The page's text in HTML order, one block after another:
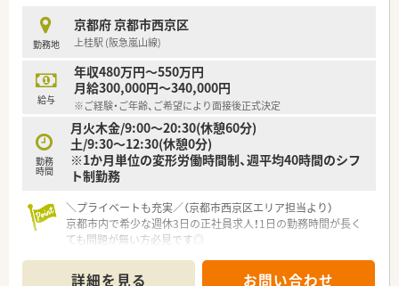
【募集背景と求める人物像について】
■子育てが落ち着いた世代の復帰や、即戦力として活躍できる方
の採用に向けて募集を行っています。
■周囲の状況を察して理解する力があり、チームでコツコツと協
力して頑張れる方を求めています。
■調剤業務の経験がある方はもちろん、後輩の指導や教育に携わ
りたいという意欲のある方も大歓迎です。
勤務地
京都府 京都市西京区
上桂駅 (阪急嵐山線)
給与
年収480万円～550万円
月給300,000円～340,000円
※ご経験・ご年齢、ご希望により面接後正式決定
勤務
時間
月火木金/9:00～20:30(休憩60分)
土/9:30～12:30(休憩0分)
※1か月単位の変形労働時間制、週平均40時間のシフ
ト制勤務
＼プライベートも充実／（京都市西京区エリア担当より）
京都市内で希少な週休3日の正社員求人！1日の勤務時間が長く
ても問題が無い方必見です◎
【店舗情報と応需状況について】
詳細を見る お問い合わせ